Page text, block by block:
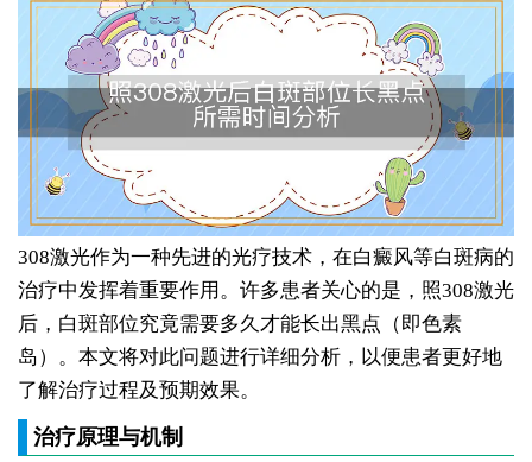
308激光作为一种先进的光疗技术，在白癜风等白斑病的
治疗中发挥着重要作用。许多患者关心的是，照308激光
后，白斑部位究竟需要多久才能长出黑点（即色素
岛）。本文将对此问题进行详细分析，以便患者更好地
了解治疗过程及预期效果。
治疗原理与机制